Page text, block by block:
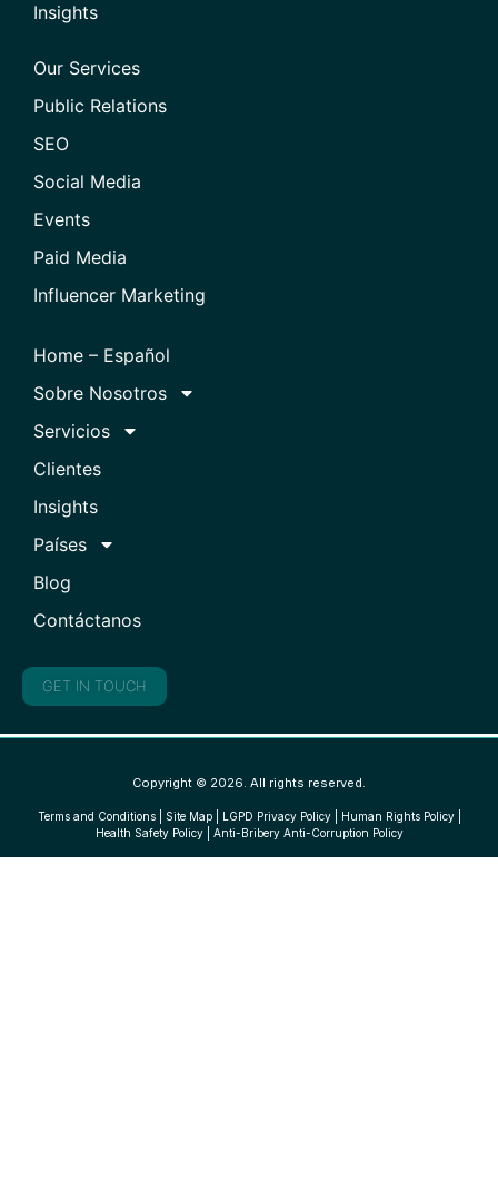
Insights
Our Services
Public Relations
SEO
Social Media
Events
Paid Media
Influencer Marketing
Home – Español
Sobre Nosotros
Servicios
Clientes
Insights
Países
Blog
Contáctanos
GET IN TOUCH
Copyright © 2026. All rights reserved.
Terms and Conditions| Site Map| LGPD Privacy Policy| Human Rights Policy|
Health Safety Policy| Anti-Bribery Anti-Corruption Policy